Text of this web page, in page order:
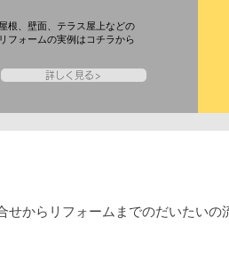
根、壁面、テラス屋上などの
フォームの実例はコチラから
詳しく見る>
せからリフォームまでのだいたいの